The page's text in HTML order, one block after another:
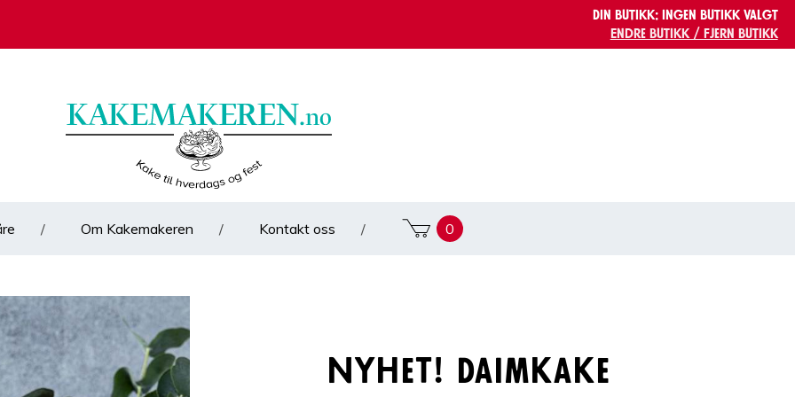
Din butikk:
Ingen butikk valgt
Endre butikk / Fjern butikk
Om Kakemakeren Kontakt oss 0
Nyhet! Daimkake